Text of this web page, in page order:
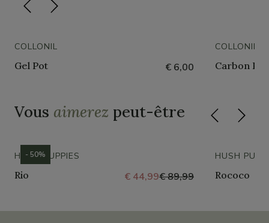
COLLONIL
Gel Pot € 6,00
COLLONIL
Carbon
Vous aimerez peut-être
HUSH PUPPIES
Rio € 44,99€ 89,99
- 50% HUSH
Rococo